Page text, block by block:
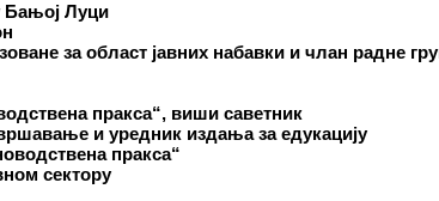
Бањој Луци
за област јавних набавки и члан радне
пракса“, виши саветник
и уредник издања за едукацију
пракса“
сектору